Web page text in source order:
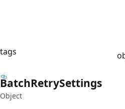
tags
BatchRetrySettings
Object